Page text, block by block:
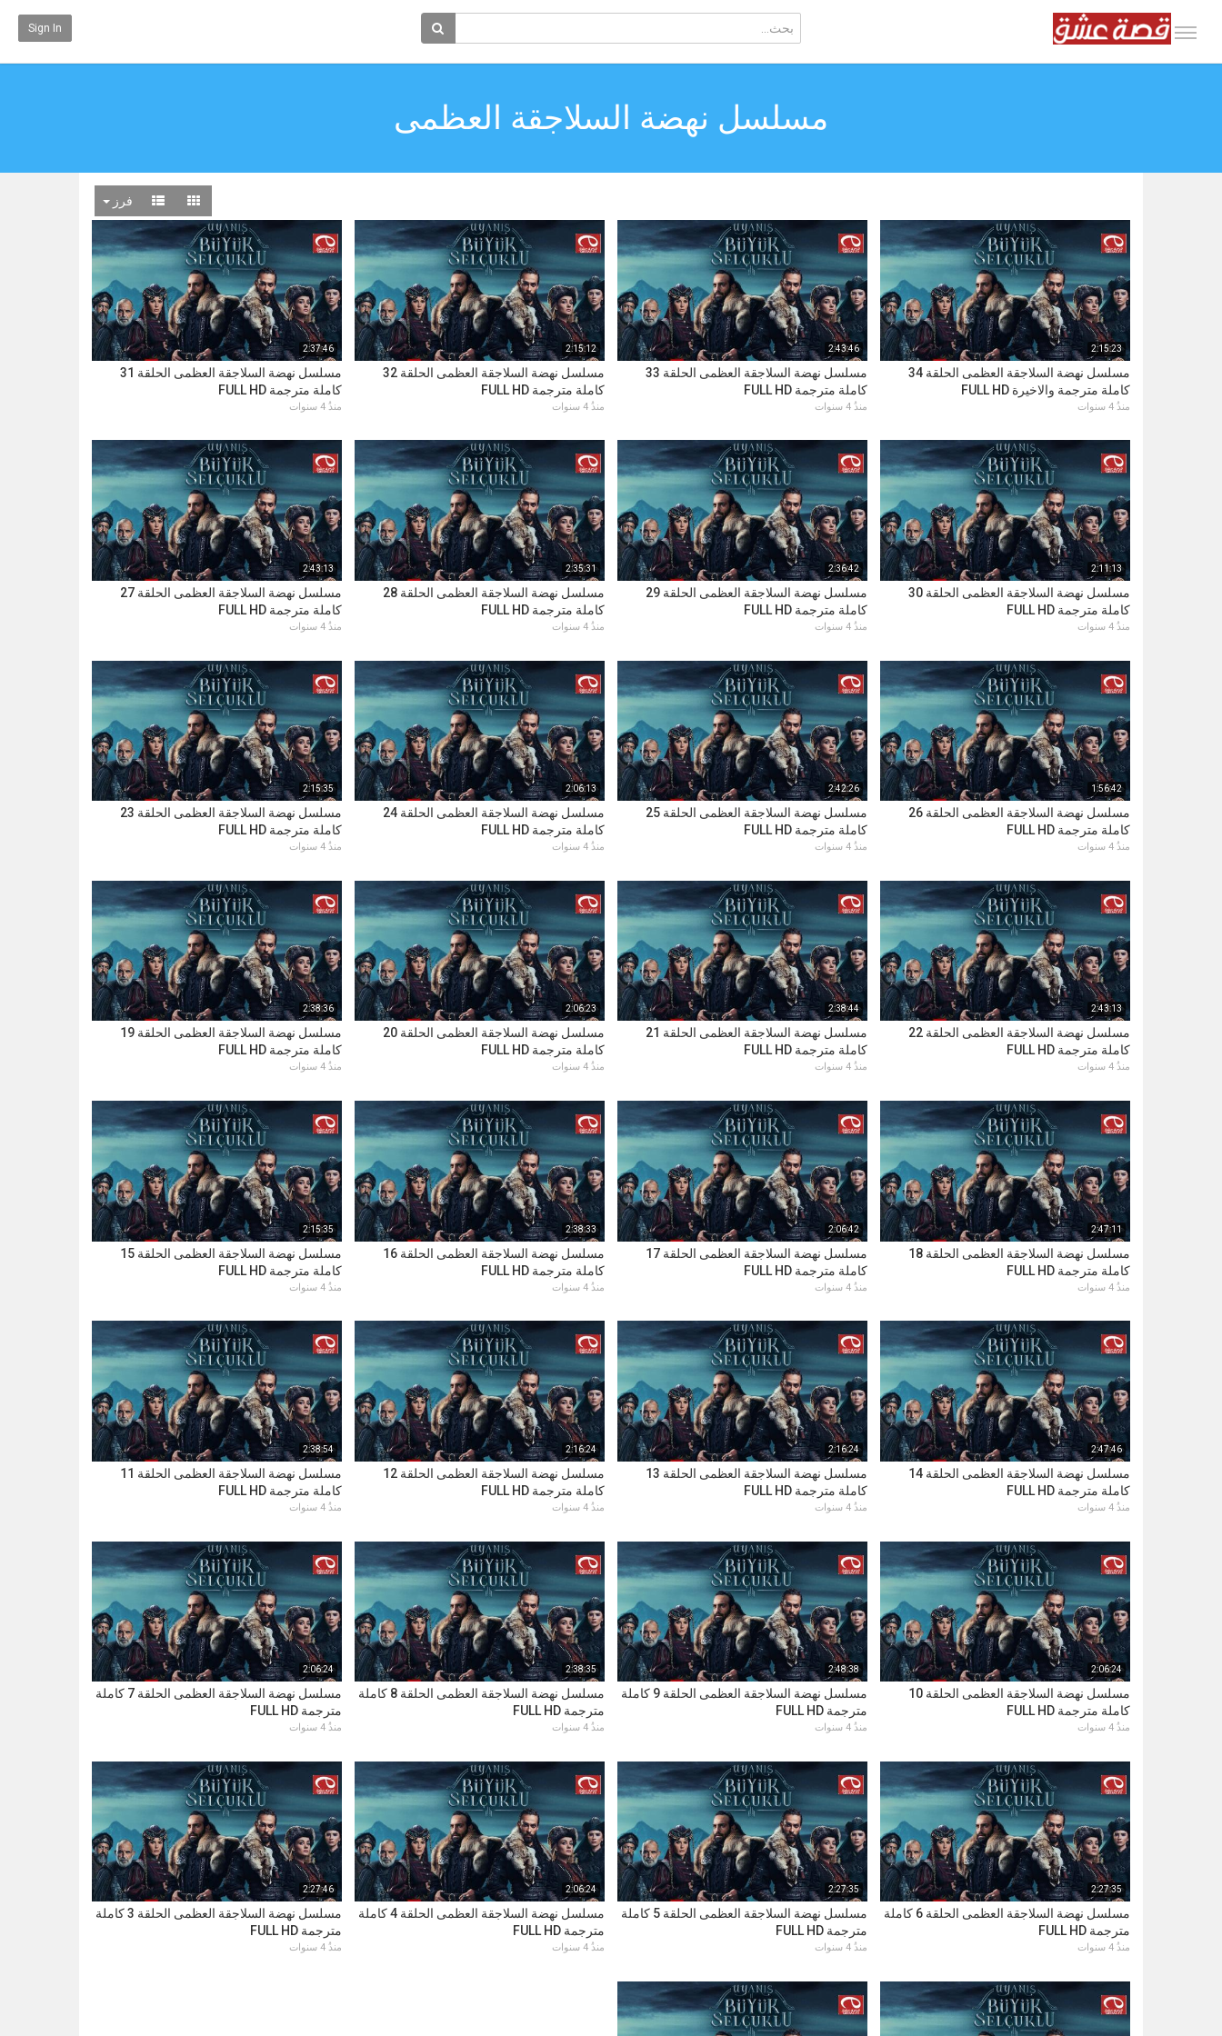
Sign In
مسلسل نهضة السلاجقة العظمى
فرز
2:15:23
مسلسل نهضة السلاجقة العظمى الحلقة 34
كاملة مترجمة والاخيرة FULL HD
منذُ 4 سنوات
2:43:46
مسلسل نهضة السلاجقة العظمى الحلقة 33
كاملة مترجمة FULL HD
منذُ 4 سنوات
2:15:12
مسلسل نهضة السلاجقة العظمى الحلقة 32
كاملة مترجمة FULL HD
منذُ 4 سنوات
2:37:46
مسلسل نهضة السلاجقة العظمى الحلقة 31
كاملة مترجمة FULL HD
منذُ 4 سنوات
2:11:13
مسلسل نهضة السلاجقة العظمى الحلقة 30
كاملة مترجمة FULL HD
منذُ 4 سنوات
2:36:42
مسلسل نهضة السلاجقة العظمى الحلقة 29
كاملة مترجمة FULL HD
منذُ 4 سنوات
2:35:31
مسلسل نهضة السلاجقة العظمى الحلقة 28
كاملة مترجمة FULL HD
منذُ 4 سنوات
2:43:13
مسلسل نهضة السلاجقة العظمى الحلقة 27
كاملة مترجمة FULL HD
منذُ 4 سنوات
1:56:42
مسلسل نهضة السلاجقة العظمى الحلقة 26
كاملة مترجمة FULL HD
منذُ 4 سنوات
2:42:26
مسلسل نهضة السلاجقة العظمى الحلقة 25
كاملة مترجمة FULL HD
منذُ 4 سنوات
2:06:13
مسلسل نهضة السلاجقة العظمى الحلقة 24
كاملة مترجمة FULL HD
منذُ 4 سنوات
2:15:35
مسلسل نهضة السلاجقة العظمى الحلقة 23
كاملة مترجمة FULL HD
منذُ 4 سنوات
2:43:13
مسلسل نهضة السلاجقة العظمى الحلقة 22
كاملة مترجمة FULL HD
منذُ 4 سنوات
2:38:44
مسلسل نهضة السلاجقة العظمى الحلقة 21
كاملة مترجمة FULL HD
منذُ 4 سنوات
2:06:23
مسلسل نهضة السلاجقة العظمى الحلقة 20
كاملة مترجمة FULL HD
منذُ 4 سنوات
2:38:36
مسلسل نهضة السلاجقة العظمى الحلقة 19
كاملة مترجمة FULL HD
منذُ 4 سنوات
2:47:11
مسلسل نهضة السلاجقة العظمى الحلقة 18
كاملة مترجمة FULL HD
منذُ 4 سنوات
2:06:42
مسلسل نهضة السلاجقة العظمى الحلقة 17
كاملة مترجمة FULL HD
منذُ 4 سنوات
2:38:33
مسلسل نهضة السلاجقة العظمى الحلقة 16
كاملة مترجمة FULL HD
منذُ 4 سنوات
2:15:35
مسلسل نهضة السلاجقة العظمى الحلقة 15
كاملة مترجمة FULL HD
منذُ 4 سنوات
2:47:46
مسلسل نهضة السلاجقة العظمى الحلقة 14
كاملة مترجمة FULL HD
منذُ 4 سنوات
2:16:24
مسلسل نهضة السلاجقة العظمى الحلقة 13
كاملة مترجمة FULL HD
منذُ 4 سنوات
2:16:24
مسلسل نهضة السلاجقة العظمى الحلقة 12
كاملة مترجمة FULL HD
منذُ 4 سنوات
2:38:54
مسلسل نهضة السلاجقة العظمى الحلقة 11
كاملة مترجمة FULL HD
منذُ 4 سنوات
2:06:24
مسلسل نهضة السلاجقة العظمى الحلقة 10
كاملة مترجمة FULL HD
منذُ 4 سنوات
2:48:38
مسلسل نهضة السلاجقة العظمى الحلقة 9 كاملة
مترجمة FULL HD
منذُ 4 سنوات
2:38:35
مسلسل نهضة السلاجقة العظمى الحلقة 8 كاملة
مترجمة FULL HD
منذُ 4 سنوات
2:06:24
مسلسل نهضة السلاجقة العظمى الحلقة 7 كاملة
مترجمة FULL HD
منذُ 4 سنوات
2:27:35
مسلسل نهضة السلاجقة العظمى الحلقة 6 كاملة
مترجمة FULL HD
منذُ 4 سنوات
2:27:35
مسلسل نهضة السلاجقة العظمى الحلقة 5 كاملة
مترجمة FULL HD
منذُ 4 سنوات
2:06:24
مسلسل نهضة السلاجقة العظمى الحلقة 4 كاملة
مترجمة FULL HD
منذُ 4 سنوات
2:27:46
مسلسل نهضة السلاجقة العظمى الحلقة 3 كاملة
مترجمة FULL HD
منذُ 4 سنوات